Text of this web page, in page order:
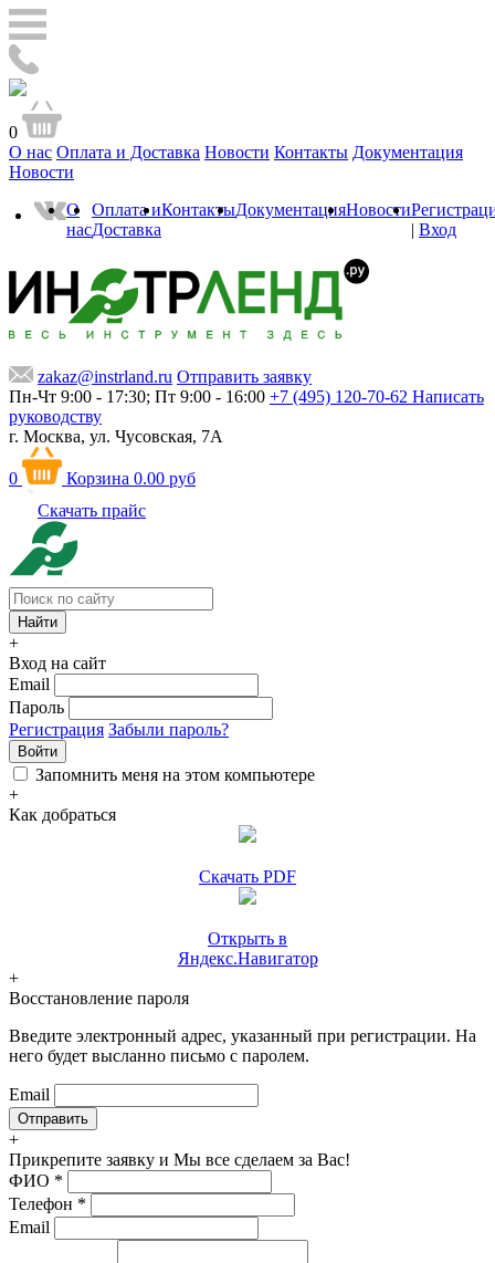
0
О нас Оплата и Доставка Новости Контакты Документация
Новости
О
нас
Оплата и
Доставка
КонтактыДокументацияНовости
| Вход
zakaz@instrland.ru Отправить заявку
Пн-Чт 9:00 - 17:30; Пт 9:00 - 16:00 +7 (495) 120-70-62 Написать
руководству
г. Москва, ул. Чусовская, 7А
0 Корзина 0.00 руб
Скачать прайс
+
Вход на сайт
Email
Пароль
Регистрация Забыли пароль?
Войти
Запомнить меня на этом компьютере
+
Как добраться
Скачать PDF
Открыть в
Яндекс.Навигатор
+
Восстановление пароля
Введите электронный адрес, указанный при регистрации. На
него будет высланно письмо с паролем.
Email
+
Прикрепите заявку и Мы все сделаем за Вас!
ФИО *
Телефон *
Email